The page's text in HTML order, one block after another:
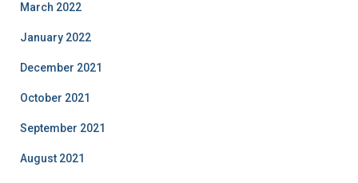
March 2022
January 2022
December 2021
October 2021
September 2021
August 2021